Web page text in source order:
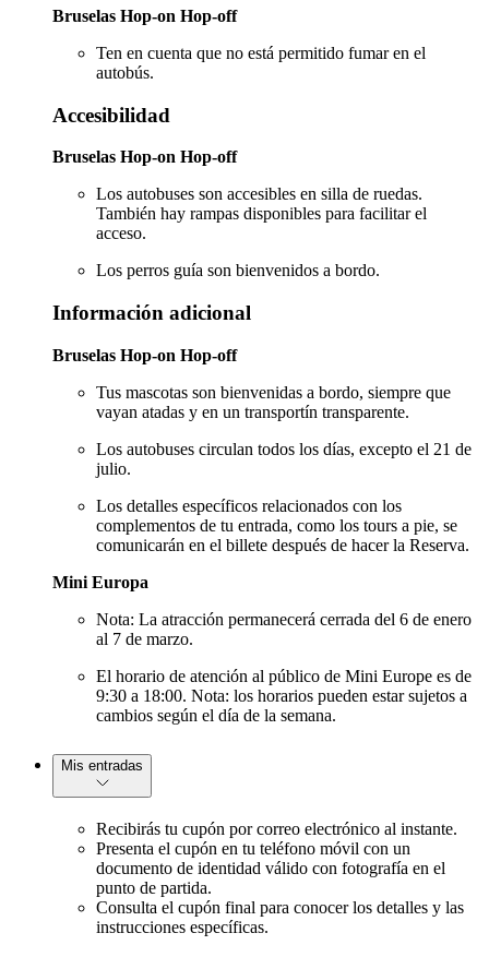
Bruselas Hop-on Hop-off
Ten en cuenta que no está permitido fumar en el
autobús.
Accesibilidad
Bruselas Hop-on Hop-off
Los autobuses son accesibles en silla de ruedas.
También hay rampas disponibles para facilitar el
acceso.
Los perros guía son bienvenidos a bordo.
Información adicional
Bruselas Hop-on Hop-off
Tus mascotas son bienvenidas a bordo, siempre que
vayan atadas y en un transportín transparente.
Los autobuses circulan todos los días, excepto el 21 de
julio.
Los detalles específicos relacionados con los
complementos de tu entrada, como los tours a pie, se
comunicarán en el billete después de hacer la Reserva.
Mini Europa
Nota: La atracción permanecerá cerrada del 6 de enero
al 7 de marzo.
El horario de atención al público de Mini Europe es de
9:30 a 18:00. Nota: los horarios pueden estar sujetos a
cambios según el día de la semana.
Mis entradas
Recibirás tu cupón por correo electrónico al instante.
Presenta el cupón en tu teléfono móvil con un
documento de identidad válido con fotografía en el
punto de partida.
Consulta el cupón final para conocer los detalles y las
instrucciones específicas.